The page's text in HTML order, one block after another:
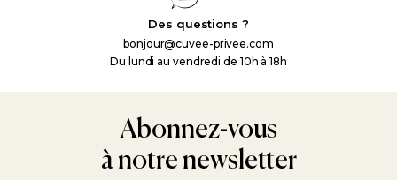
Des questions ?
bonjour@cuvee-privee.com
Du lundi au vendredi de 10h à 18h
Abonnez-vous
à notre newsletter